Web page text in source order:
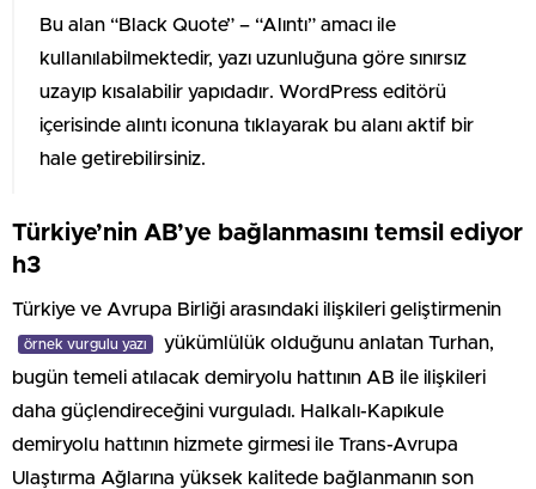
Bu alan “Black Quote” – “Alıntı” amacı ile
kullanılabilmektedir, yazı uzunluğuna göre sınırsız
uzayıp kısalabilir yapıdadır. WordPress editörü
içerisinde alıntı iconuna tıklayarak bu alanı aktif bir
hale getirebilirsiniz.
Türkiye’nin AB’ye bağlanmasını temsil ediyor
h3
Türkiye ve Avrupa Birliği arasındaki ilişkileri geliştirmenin
örnek vurgulu yazı
yükümlülük olduğunu anlatan Turhan,
bugün temeli atılacak demiryolu hattının AB ile ilişkileri
daha güçlendireceğini vurguladı. Halkalı-Kapıkule
demiryolu hattının hizmete girmesi ile Trans-Avrupa
Ulaştırma Ağlarına yüksek kalitede bağlanmanın son